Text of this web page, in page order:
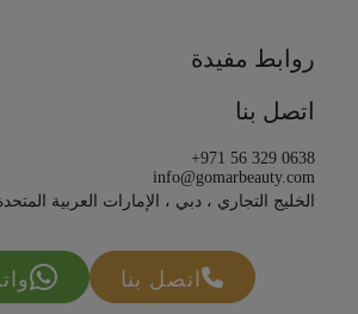
روابط مفيدة
اتصل بنا
+971 56 329 0638
info@gomarbeauty.com
الخليج التجاري ، دبي ، الإمارات العربية
اتصل بنا